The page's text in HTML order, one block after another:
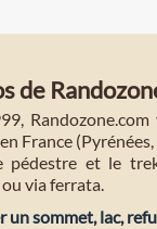
de
France
pédestre et le
via ferrata.
un sommet, lac,